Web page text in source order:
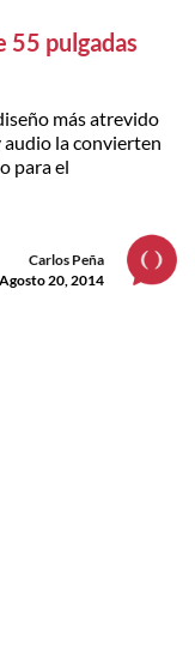
55 pulgadas
más atrevido
audio la convierten
para el
Carlos Peña
Agosto 20, 2014